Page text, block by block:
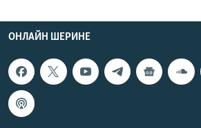
ОНЛАЙН ШЕРИНЕ